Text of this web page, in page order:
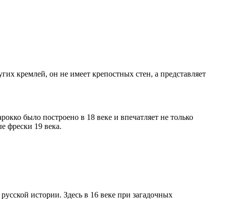
кремлей, он не имеет крепостных стен, а представляет
было построено в 18 веке и впечатляет не только
фрески 19 века.
истории. Здесь в 16 веке при загадочных